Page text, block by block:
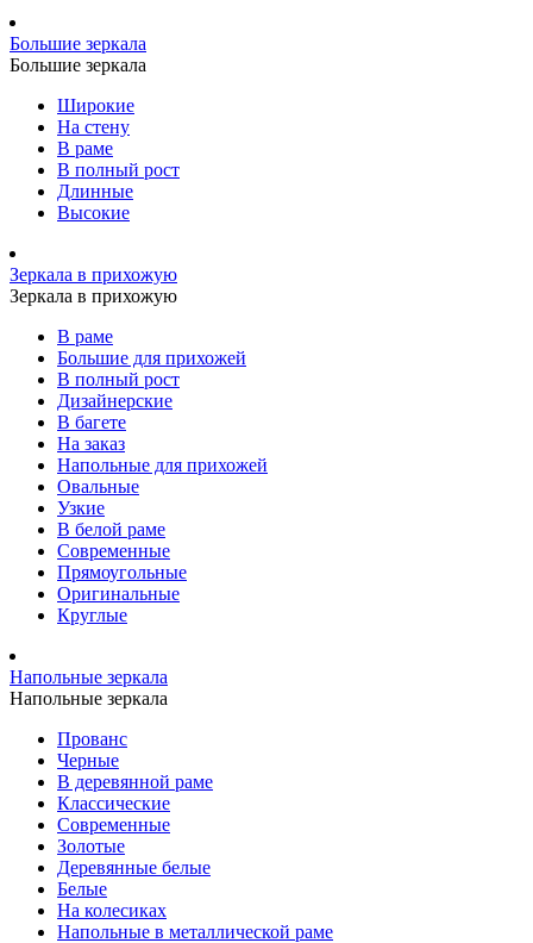
Большие зеркала
Большие зеркала
Широкие
На стену
В раме
В полный рост
Длинные
Высокие
Зеркала в прихожую
Зеркала в прихожую
В раме
Большие для прихожей
В полный рост
Дизайнерские
В багете
На заказ
Напольные для прихожей
Овальные
Узкие
В белой раме
Современные
Прямоугольные
Оригинальные
Круглые
Напольные зеркала
Напольные зеркала
Прованс
Черные
В деревянной раме
Классические
Современные
Золотые
Деревянные белые
Белые
На колесиках
Напольные в металлической раме